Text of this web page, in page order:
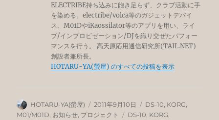
ELECTRIBE持ち込みに飽き足らず、クラブ活動に手
を染める。electribe/volca等のガジェットデバイ
ス、M01DやiKaossilator等のアプリを用い、ライ
ブ/インプロビゼーション/DJを織り交ぜたパフォー
マンスを行う。 高天原応用通信研究所(TAIL.NET)
創設者兼所長。
HOTARU-YA(螢屋) のすべての投稿を表示
投
稿
HOTARU-YA(螢屋)
投
稿
2011年9月10日
カ
テ
DS-10, KORG,
M01/M01D, お知らせ, プロジェクト
タ
DS-10, KORG,